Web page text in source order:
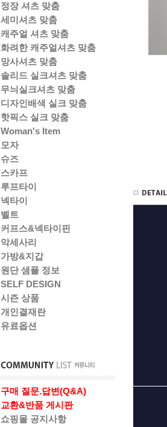
정장 셔츠 맞춤
세미셔츠 맞춤
캐주얼 셔츠 맞춤
화려한 캐주얼셔츠 맞춤
망사셔츠 맞춤
솔리드 실크셔츠 맞춤
무늬실크셔츠 맞춤
디자인배색 실크 맞춤
핫픽스 실크 맞춤
Woman's Item
모자
슈즈
스카프
루프타이
넥타이
벨트
커프스&넥타이핀
악세사리
가방&지갑
원단 샘플 정보
SELF DESIGN
시즌 상품
개인결재란
유료옵션
구매 질문.답변(Q&A)
교환&반품 게시판
쇼핑몰 공지사항